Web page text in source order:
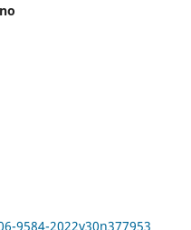
9584-2022v30n377953